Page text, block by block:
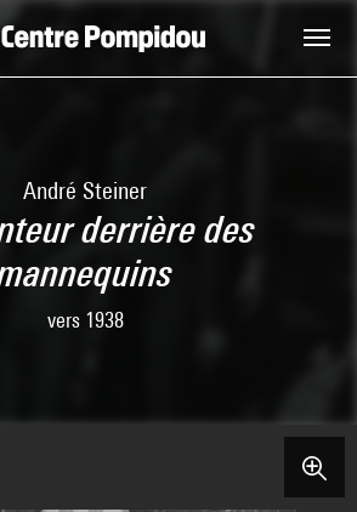
André Steiner
derrière des
vers 1938